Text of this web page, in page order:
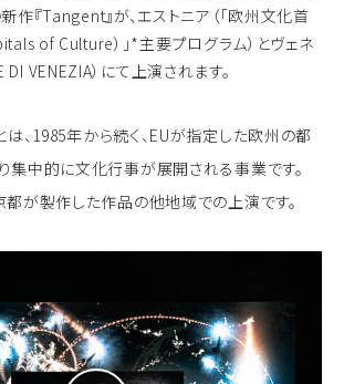
作『Tangent』が、エストニア（「欧州文化首
of Culture）」*主要プログラム）とヴェネ
DI VENEZIA）にて上演されます。
は、1985年から続く、EUが指定した欧州の都
集中的に文化行事が展開される事業です。
都が製作した作品の他地域での上演です。